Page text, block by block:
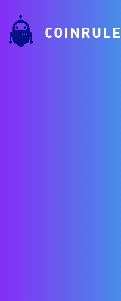
COINRULE